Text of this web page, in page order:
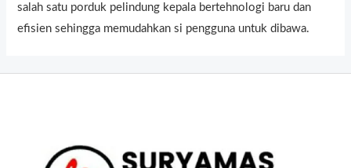
salah satu porduk pelindung kepala bertehnologi baru dan
efisien sehingga memudahkan si pengguna untuk dibawa.